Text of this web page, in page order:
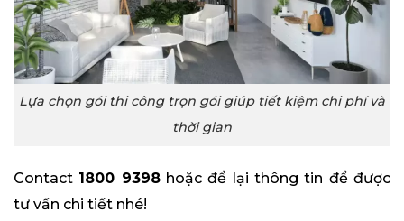
Lựa chọn gói thi công trọn gói giúp tiết kiệm chi phí và
thời gian
Contact 1800 9398hoặc để lại thông tin để được
tư vấn chi tiết nhé!